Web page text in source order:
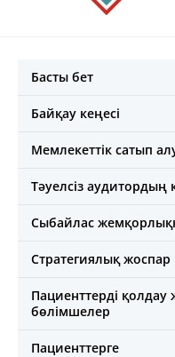
Басты бет
Байқау кеңесі
Мемлекеттік сатып
Тәуелсіз аудитордың
Сыбайлас
Стратегиялық жоспар
Пациенттерді қолдау
бөлімшелер
Пациенттерге